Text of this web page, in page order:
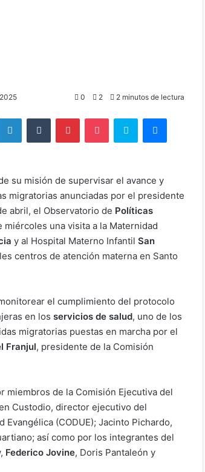
0 2 2 minutos de lectura
LinkedInTumblr PinterestPocket Skype Messenger
su misión de supervisar el avance y
migratorias anunciadas por el presidente
abril, el Observatorio de Políticas
miércoles una visita a la Maternidad
y al Hospital Materno Infantil San
centros de atención materna en Santo
el cumplimiento del protocolo
en los servicios de salud, uno de los
migratorias puestas en marcha por el
Franjul, presidente de la Comisión
miembros de la Comisión Ejecutiva del
Custodio, director ejecutivo del
Evangélica (CODUE); Jacinto Pichardo,
así como por los integrantes del
Federico Jovine, Doris Pantaleón y